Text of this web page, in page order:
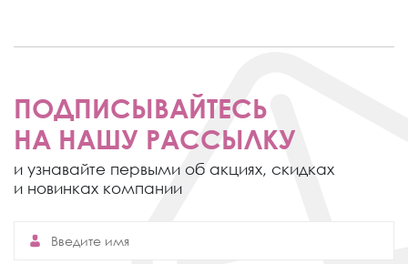
ПОДПИСЫВАЙТЕСЬ
НА НАШУ РАССЫЛКУ
и узнавайте первыми об акциях, скидках
и новинках компании